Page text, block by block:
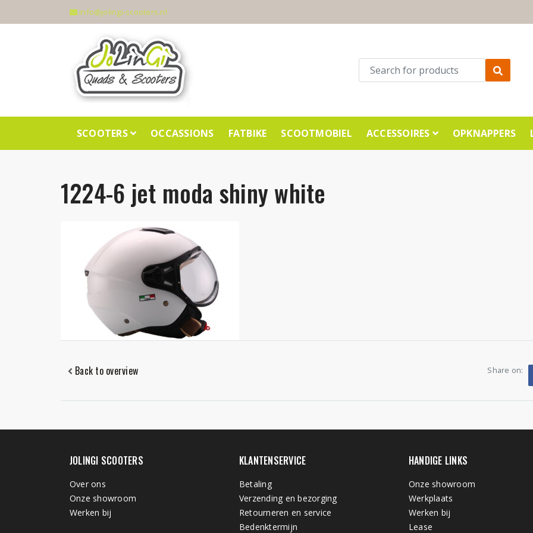
info@jolingi-scooters.nl
SCOOTERS OCCASSIONS FATBIKE SCOOTMOBIEL ACCESSOIRES OPKNAPPERS
1224-6 jet moda shiny white
Back to overview Share on:
JOLINGI SCOOTERS
Over ons
Onze showroom
Werken bij
KLANTENSERVICE
Betaling
Verzending en bezorging
Retourneren en service
Bedenktermijn
HANDIGE LINKS
Onze showroom
Werkplaats
Werken bij
Lease